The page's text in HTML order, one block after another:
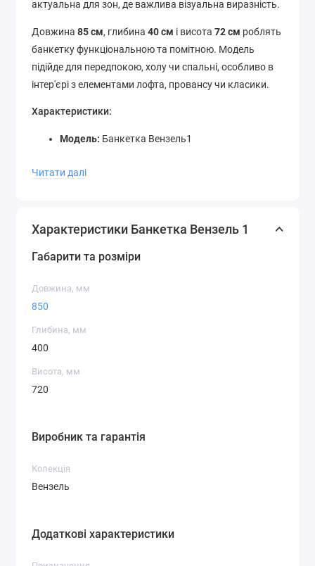
актуальна для зон, де важлива візуальна виразність.
Довжина 85 см, глибина 40 см і висота 72 см роблять
банкетку функціональною та помітною. Модель
підійде для передпокою, холу чи спальні, особливо в
інтер'єрі з елементами лофта, провансу чи класики.
Характеристики:
Модель: Банкетка Вензель1
Довжина:
Рекомендовані зони використання:
Яскравий дизайнерський акцент завдяки
Збільшена висота — зручно сідати та вставати
Читати далі
Характеристики Банкетка Вензель 1
Габарити та розміри
Довжина, мм
850
Глибина, мм
400
Висота, мм
720
Виробник та гарантія
Колекція
Вензель
Додаткові характеристики